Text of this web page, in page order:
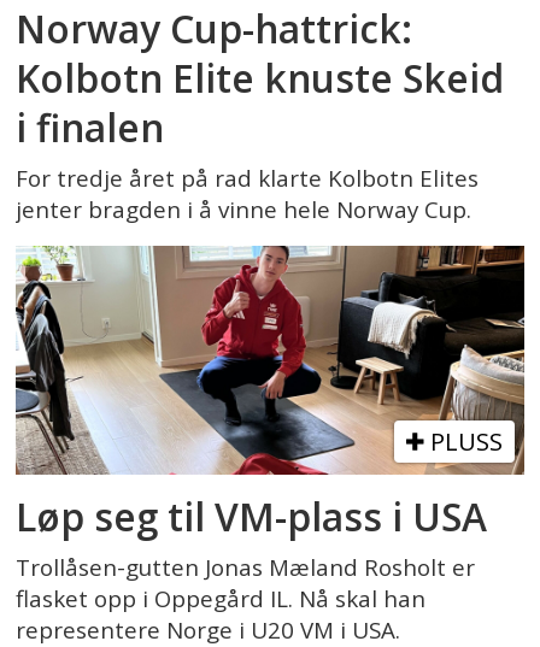
Norway Cup-hattrick:
Kolbotn Elite knuste Skeid
i finalen
For tredje året på rad klarte Kolbotn Elites
jenter bragden i å vinne hele Norway Cup.
PLUSS
Løp seg til VM-plass i USA
Trollåsen-gutten Jonas Mæland Rosholt er
flasket opp i Oppegård IL. Nå skal han
representere Norge i U20 VM i USA.